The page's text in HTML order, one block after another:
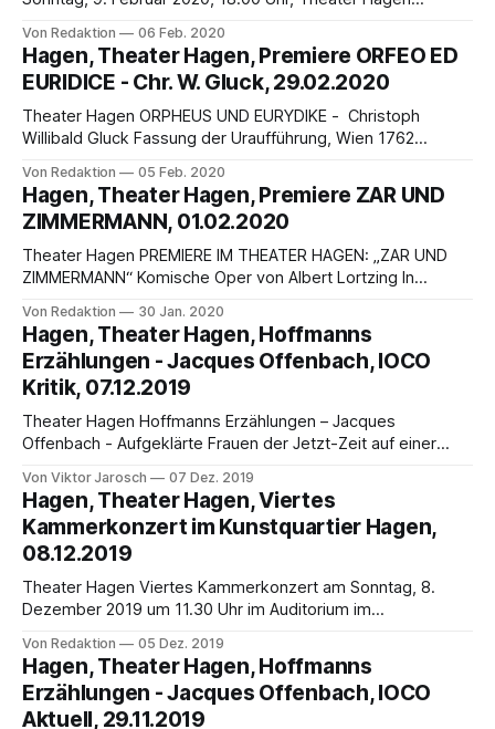
gibt es, die beeindruckende und selten zu erlebende Oper
„Cardillac“ von Paul Hindemith (in deutscher Sprache mit
Übertexten) im Theater Hagen zu besuchen: am 9. Februar
Von Redaktion 06 Feb. 2020
Hagen, Theater Hagen, Premiere ORFEO ED
EURIDICE - Chr. W. Gluck, 29.02.2020
Theater Hagen ORPHEUS UND EURYDIKE - Christoph
Willibald Gluck Fassung der Uraufführung, Wien 1762
Anfang von Glucks Oper Orpheus und Eurydike steht
Orpheus‘ tief empfundene Trauer um seine verstorbene
Frau Eurydike. Ein Leben ohne sie kann er sich nicht
vorstellen. Auch die
Von Redaktion 05 Feb. 2020
Hagen, Theater Hagen, Premiere ZAR UND
ZIMMERMANN, 01.02.2020
Theater Hagen PREMIERE IM THEATER HAGEN: „ZAR UND
ZIMMERMANN“ Komische Oper von Albert Lortzing In
2020, 19.30 Uhr ? THEATER HAGEN (Grosses Haus) Die
nächste Premiere im Theater Hagen findet am 1. Februar
2020 mit Beginn um 19.30 Uhr im Großen
Von Redaktion 30 Jan. 2020
Hagen, Theater Hagen, Hoffmanns
Erzählungen - Jacques Offenbach, IOCO
Kritik, 07.12.2019
Theater Hagen Hoffmanns Erzählungen – Jacques
Offenbach - Aufgeklärte Frauen der Jetzt-Zeit auf einer
der Unterwelt (1855), Die schöne Helena (1864) mit der
umworbenen exzentrischen Diva Hortense Schneider und
andere Operetten machten Jacques Offenbach (1819-
1880) im französischen Kaiserreich um 1860
Von Viktor Jarosch 07 Dez. 2019
Hagen, Theater Hagen, Viertes
Kammerkonzert im Kunstquartier Hagen,
08.12.2019
Theater Hagen Viertes Kammerkonzert am Sonntag, 8.
Dezember 2019 um 11.30 Uhr im Auditorium im
Sonate für Violoncello und Klavier A-Dur op. 69
Violinromanze F-Dur op. 50 Klaviertrio c-Moll op. 1 Nr. 3
Interpreten: Evgeny Selitsky (Violine), Rolf Petrich
(Violoncello)
Von Redaktion 05 Dez. 2019
Hagen, Theater Hagen, Hoffmanns
Erzählungen - Jacques Offenbach, IOCO
Aktuell, 29.11.2019